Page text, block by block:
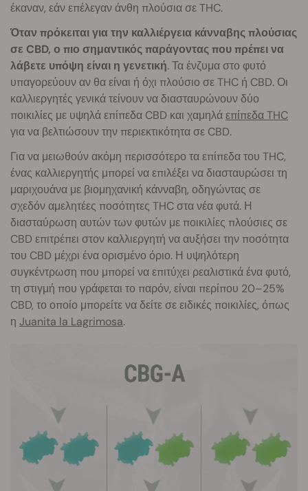
έκαναν, εάν επέλεγαν άνθη πλούσια σε THC.
Όταν πρόκειται για την καλλιέργεια κάνναβης πλούσιας
σε CBD, ο πιο σημαντικός παράγοντας που πρέπει να
λάβετε υπόψη είναι η γενετική. Τα ένζυμα στο φυτό
υπαγορεύουν αν θα είναι ή όχι πλούσιο σε THC ή CBD. Οι
καλλιεργητές γενικά τείνουν να διασταυρώνουν δύο
ποικιλίες με υψηλά επίπεδα CBD και χαμηλάεπίπεδα THC
για να βελτιώσουν την περιεκτικότητα σε CBD.
Για να μειωθούν ακόμη περισσότερο τα επίπεδα του THC,
ένας καλλιεργητής μπορεί να επιλέξει να διασταυρώσει τη
μαριχουάνα με βιομηχανική κάνναβη, οδηγώντας σε
σχεδόν αμελητέες ποσότητες THC στα νέα φυτά. Η
διασταύρωση αυτών των φυτών με ποικιλίες πλούσιες σε
CBD επιτρέπει στον καλλιεργητή να αυξήσει την ποσότητα
του CBD μέχρι ένα ορισμένο όριο. Η υψηλότερη
συγκέντρωση που μπορεί να επιτύχει ρεαλιστικά ένα φυτό,
τη στιγμή που γράφεται το παρόν, είναι περίπου 20–25%
CBD, το οποίο μπορείτε να δείτε σε ειδικές ποικιλίες, όπως
η Juanita la Lagrimosa.